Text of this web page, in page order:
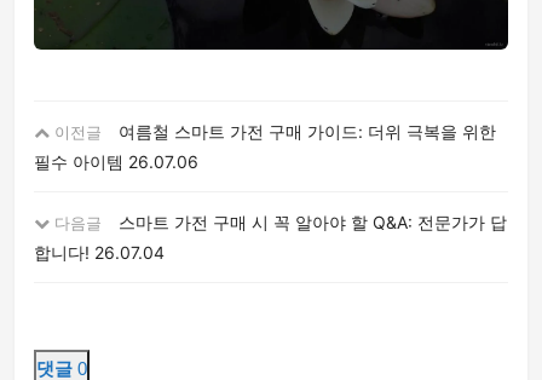
이전글
여름철 스마트 가전 구매 가이드: 더위 극복을 위한
필수 아이템 26.07.06
다음글
스마트 가전 구매 시 꼭 알아야 할 Q&A: 전문가가 답
합니다! 26.07.04
댓글 0